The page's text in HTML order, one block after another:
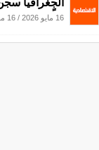
الجٍغرافيا
16 مايو 2026 / 16 مشاهدة